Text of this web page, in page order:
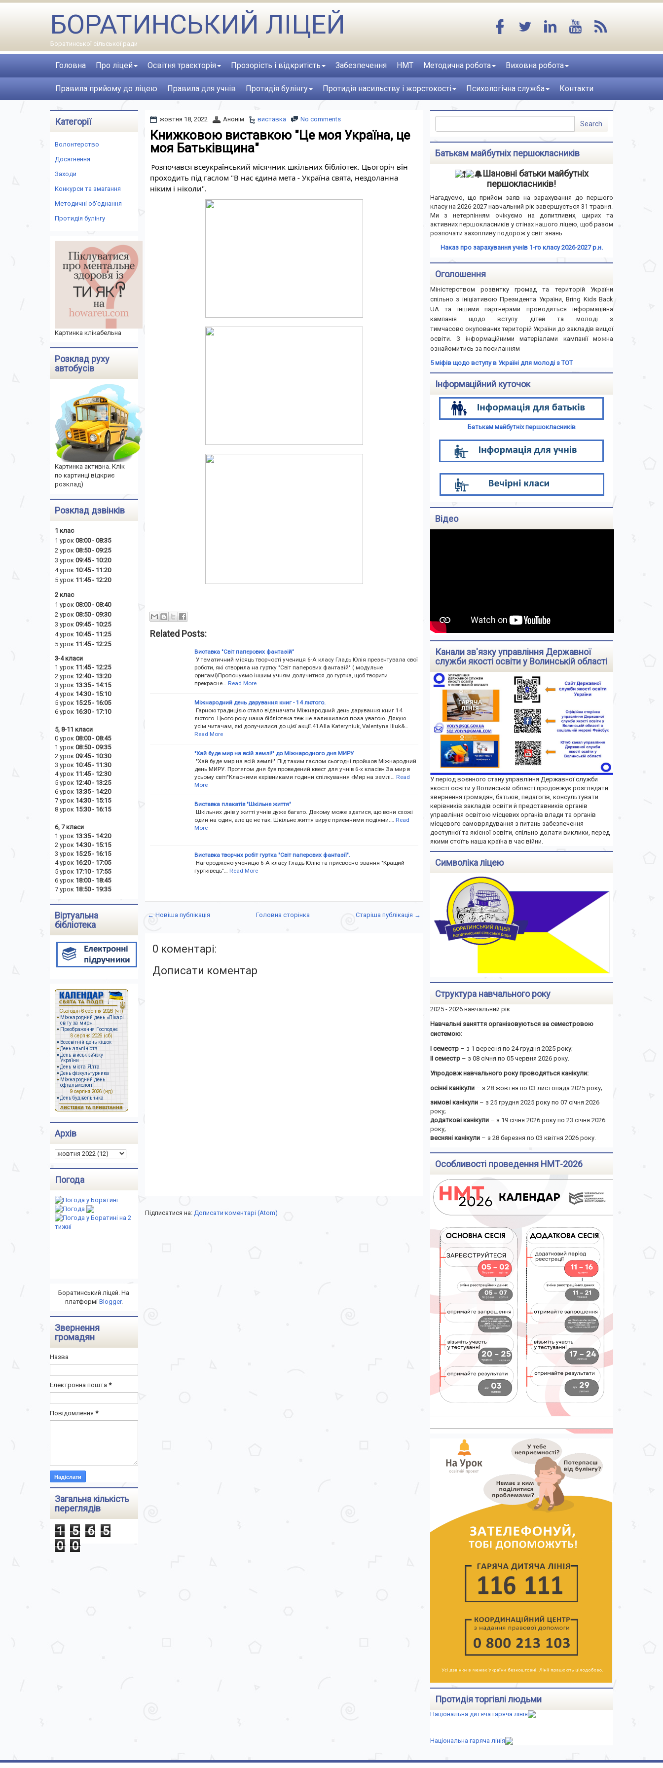
БОРАТИНСЬКИЙ ЛІЦЕЙ
Боратинської сільської ради
Головна Про ліцей Освітня траєкторія Прозорість і відкритість Забезпечення НМТ Методична робота Виховна робота
Правила прийому до ліцею Правила для учнів Протидія булінгу Протидія насильству і жорстокості Психологічна служба Контакти
жовтня 18, 2022 Анонім виставка No comments
Книжковою виставкою "Це моя Україна, це
моя Батьківщина"
Розпочався всеукраїнський місячник шкільних бібліотек. Цьогоріч він
проходить під гаслом "В нас єдина мета - Україна свята, нездоланна
ніким і ніколи".
Related Posts:
Виставка "Світ паперових фантазій"
У тематичний місяць творчості учениця 6-А класу Гладь Юлія презентувала свої
роботи, які створила на гуртку "Світ паперових фантазій" ( модульне
оригамі)Пропонуємо іншим учням долучитися до гуртка, щоб творити
прекрасне…
Read More
Міжнародний день дарування книг - 14 лютого.
Гарною традицією стало відзначати Міжнародний день дарування книг 14
лютого. Цього року наша бібліотека теж не залишилася поза увагою. Дякую
усім читачам, які долучилися до цієї акції.41Alla Kateryniuk, Valentyna Iliuk&…
Read More
"Хай буде мир на всій землі!" до Міжнародного дня МИРУ
"Хай буде мир на всій землі!" Під таким гаслом сьогодні пройшов Міжнародний
день МИРУ. Протягом дня був проведений квест для учнів 6-х класів« За мир в
усьому світі"Класними керівниками години спілкування «Мир на землі…
Read
More
Виставка плакатів "Шкільне життя"
Шкільних днів у житті учнів дуже багато. Декому може здатися, що вони схожі
один на один, але це не так. Шкільне життя вирує приємними подіями.…
Read
More
Виставка творчих робіт гуртка "Світ паперових фантазії".
Нагороджено ученицю 6-А класу Гладь Юлію та присвоєно звання "Кращий
гуртківець"…
Read More
← Новіша публікація Старіша публікація →
Головна сторінка
0 коментарі:
Дописати коментар
Підписатися на: Дописати коментарі (Atom)
Категорії
Волонтерство
Досягнення
Заходи
Конкурси та змагання
Методичні об'єднання
Протидія булінгу
Картинка клікабельна
Розклад руху
автобусів
Картинка активна. Клік
по картинці відкриє
розклад)
Розклад дзвінків
1 клас
1 урок 08:00 - 08:35
2 урок 08:50 - 09:25
3 урок 09:45 - 10:20
4 урок 10:45 - 11:20
5 урок 11:45 - 12:20
2 клас
1 урок 08:00 - 08:40
2 урок 08:50 - 09:30
3 урок 09:45 - 10:25
4 урок 10:45 - 11:25
5 урок 11:45 - 12:25
3-4 класи
1 урок 11:45 - 12:25
2 урок 12:40 - 13:20
3 урок 13:35 - 14:15
4 урок 14:30 - 15:10
5 урок 15:25 - 16:05
6 урок 16:30 - 17:10
5, 8-11 класи
0 урок 08:00 - 08:45
1 урок 08:50 - 09:35
2 урок 09:45 - 10:30
3 урок 10:45 - 11:30
4 урок 11:45 - 12:30
5 урок 12:40 - 13:25
6 урок 13:35 - 14:20
7 урок 14:30 - 15:15
8 урок 15:30 - 16:15
6, 7 класи
1 урок 13:35 - 14:20
2 урок 14:30 - 15:15
3 урок 15:25 - 16:15
4 урок 16:20 - 17:05
5 урок 17:10 - 17:55
6 урок 18:00 - 18:45
7 урок 18:50 - 19:35
Віртуальна
бібліотека
Архів
Погода
Боратинський ліцей. На
платформі Blogger.
Звернення
громадян
Назва
Електронна пошта *
Повідомлення *
Загальна кількість
переглядів
1 5 6
5
0
0
Батькам майбутніх першокласників
Шановні батьки майбутніх
першокласників!
Нагадуємо, що прийом заяв на зарахування до першого
класу на 2026-2027 навчальний рік завершується 31 травня.
Ми з нетерпінням очікуємо на допитливих, щирих та
активних першокласників у стінах нашого ліцею, щоб разом
розпочати захопливу подорож у світ знань
Наказ про зарахування учнів 1-го класу 2026-2027 р.н.
Оголошення
Міністерством розвитку громад та територій України
спільно з ініціативою Президента України, Bring Kids Back
UA та іншими партнерами проводиться інформаційна
кампанія щодо вступу дітей та молоді з
тимчасово окупованих територій України до закладів вищої
освіти. З інформаційними матеріалами кампанії можна
ознайомитись за посиланням
5 міфів щодо вступу в Україні для молоді з ТОТ
Інформаційний куточок
Батькам майбутніх першокласників
Відео
Канали зв'язку управління Державної
служби якості освіти у Волинській області
У період воєнного стану управління Державної служби
якості освіти у Волинській області продовжує розглядати
звернення громадян, батьків, педагогів, консультувати
керівників закладів освіти й представників органів
управління освітою місцевих органів влади та органів
місцевого самоврядування з питань забезпечення
доступної та якісної освіти, спільно долати виклики, перед
якими стоїть наша країна в час війни.
Символіка ліцею
Структура навчального року
2025 - 2026 навчальний рік
Навчальні заняття організовуються за семестровою
системою:
І семестр– з 1 вересня по 24 грудня 2025 року;
ІІ семестр– з 08 січня по 05 червня 2026 року.
Упродовж навчального року проводяться канікули:
осінні канікули– з 28 жовтня по 03 листопада 2025 року;
зимові канікули– з 25 грудня 2025 року по 07 січня 2026
року;
додаткові канікули– з 19 січня 2026 року по 23 січня 2026
року;
весняні канікули– з 28 березня по 03 квітня 2026 року.
Особливості проведення НМТ-2026
Протидія торгівлі людьми
Національна дитяча гаряча лінія
Національна гаряча лінія